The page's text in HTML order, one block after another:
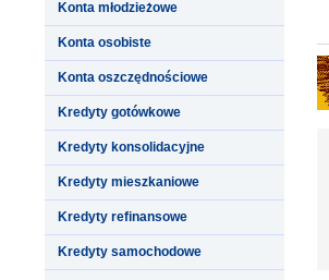
Konta młodzieżowe
Konta osobiste
Konta oszczędnościowe
Kredyty gotówkowe
Kredyty konsolidacyjne
Kredyty mieszkaniowe
Kredyty refinansowe
Kredyty samochodowe